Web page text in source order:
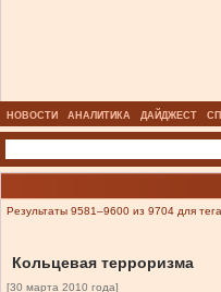
НОВОСТИ АНАЛИТИКА ДАЙДЖЕСТ
Результаты 9581–9600 из 9704 для
Кольцевая терроризма
[30 марта 2010 года]